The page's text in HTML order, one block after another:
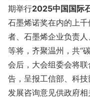
期举行2025中国国际
石墨烯诺奖在内的上
者、石墨烯企业负责
等将，齐聚温州，共“碳
会后，大会组委会将
告，呈报工信部、科
发展咨询意见供政府相